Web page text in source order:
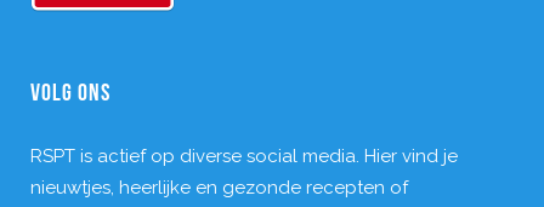
VOLG ONS
RSPT is actief op diverse social media. Hier vind je
nieuwtjes, heerlijke en gezonde recepten of